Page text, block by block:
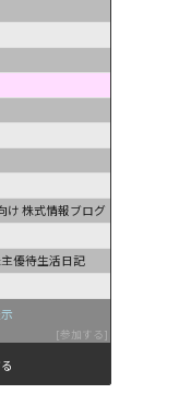
け 株式情報ブログ
優待生活日記
参加する